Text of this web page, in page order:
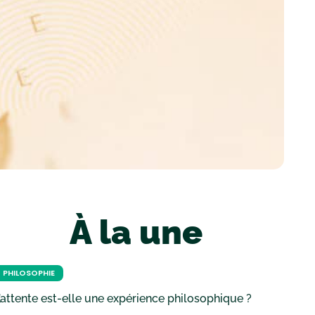
À la une
PHILOSOPHIE
est-elle une expérience philosophique ?